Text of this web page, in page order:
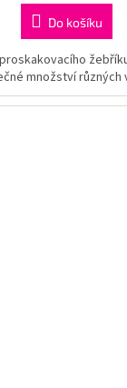
Do košíku
množství různých